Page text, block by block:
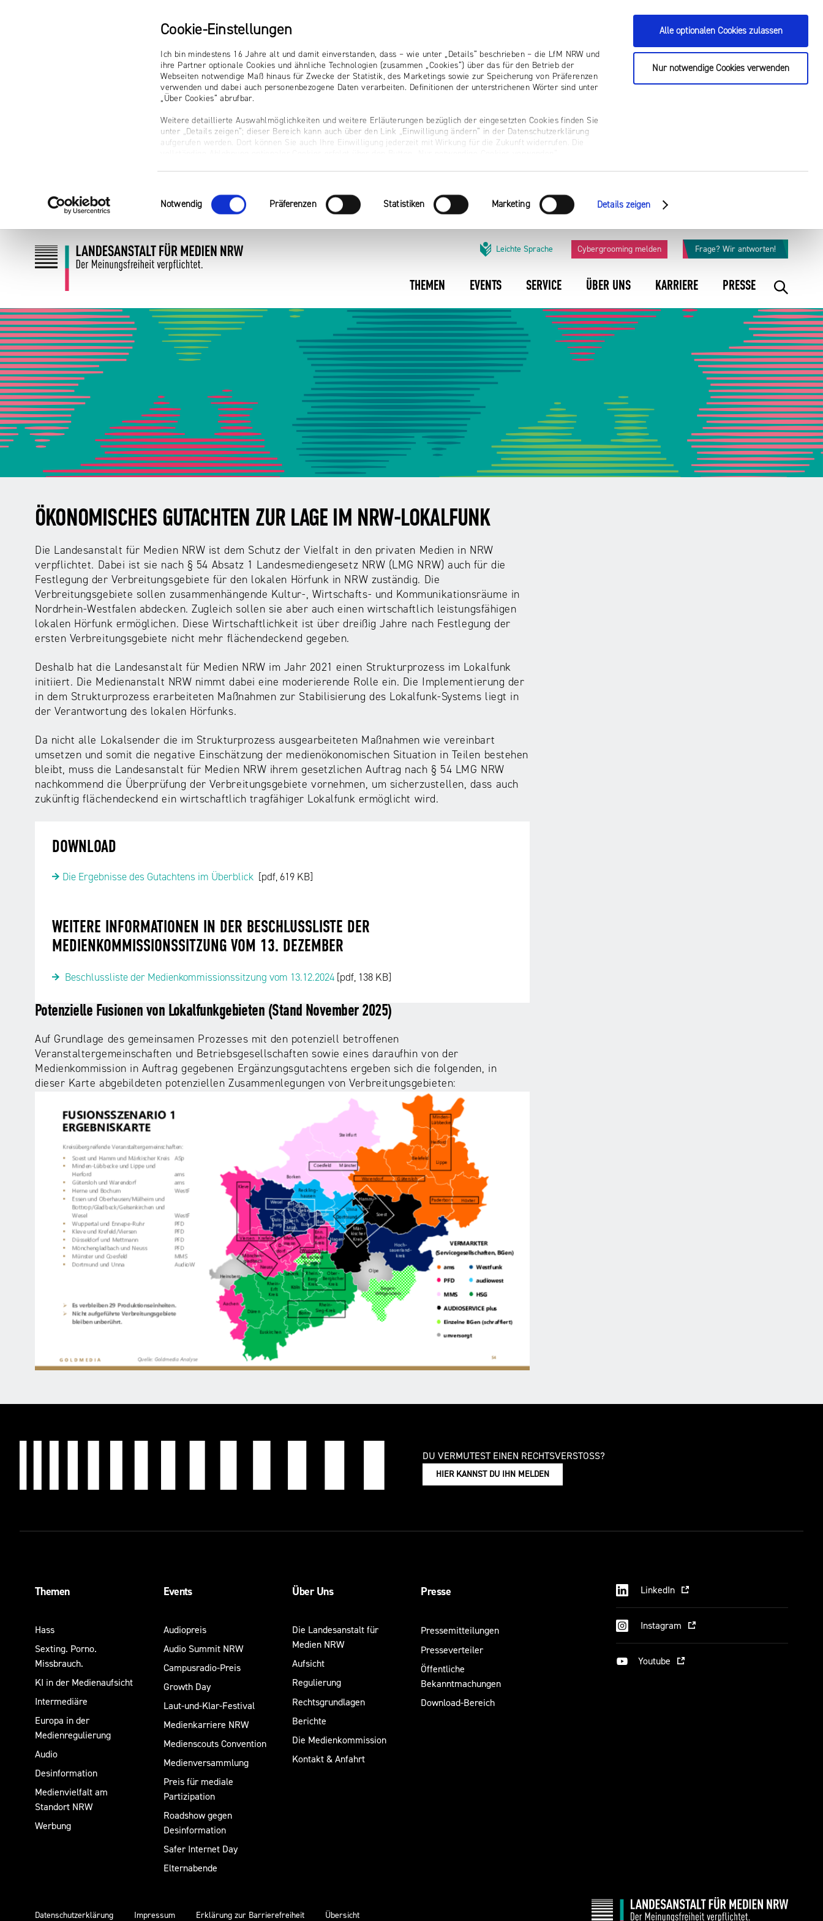
Cookie-Einstellungen
Ich bin mindestens 16 Jahre alt und damit einverstanden, dass – wie unter „Details“ beschrieben – die LfM NRW und
ihre Partner optionale Cookies und ähnliche Technologien (zusammen „Cookies“) über das für den Betrieb der
Webseiten notwendige Maß hinaus für Zwecke der Statistik, des Marketings sowie zur Speicherung von Präferenzen
verwenden und dabei auch personenbezogene Daten verarbeiten. Definitionen der unterstrichenen Wörter sind unter
„Über Cookies“ abrufbar.
Weitere detaillierte Auswahlmöglichkeiten und weitere Erläuterungen bezüglich der eingesetzten Cookies finden Sie
unter „Details zeigen“; dieser Bereich kann auch über den Link „Einwilligung ändern“ in der Datenschutzerklärung
aufgerufen werden. Dort können Sie auch Ihre Einwilligung jederzeit mit Wirkung für die Zukunft widerrufen. Die
Einwilligungsauswahl
Notwendig Präferenzen Statistiken Marketing Details zeigen
Alle optionalen Cookies zulassen
Nur notwendige Cookies verwenden
Inhalt
Navigation
Leichte Sprache Cybergrooming melden Frage? Wir antworten!
THEMEN EVENTS SERVICE ÜBER UNS KARRIERE PRESSE
ÖKONOMISCHES GUTACHTEN ZUR LAGE IM NRW-LOKALFUNK
Die Landesanstalt für Medien NRW ist dem Schutz der Vielfalt in den privaten Medien in NRW
verpflichtet. Dabei ist sie nach § 54 Absatz 1 Landesmediengesetz NRW (LMG NRW) auch für die
Festlegung der Verbreitungsgebiete für den lokalen Hörfunk in NRW zuständig. Die
Verbreitungsgebiete sollen zusammenhängende Kultur-, Wirtschafts- und Kommunikationsräume in
Nordrhein-Westfalen abdecken. Zugleich sollen sie aber auch einen wirtschaftlich leistungsfähigen
lokalen Hörfunk ermöglichen. Diese Wirtschaftlichkeit ist über dreißig Jahre nach Festlegung der
ersten Verbreitungsgebiete nicht mehr flächendeckend gegeben.
Deshalb hat die Landesanstalt für Medien NRW im Jahr 2021 einen Strukturprozess im Lokalfunk
initiiert. Die Medienanstalt NRW nimmt dabei eine moderierende Rolle ein. Die Implementierung der
in dem Strukturprozess erarbeiteten Maßnahmen zur Stabilisierung des Lokalfunk-Systems liegt in
der Verantwortung des lokalen Hörfunks.
Da nicht alle Lokalsender die im Strukturprozess ausgearbeiteten Maßnahmen wie vereinbart
umsetzen und somit die negative Einschätzung der medienökonomischen Situation in Teilen bestehen
bleibt, muss die Landesanstalt für Medien NRW ihrem gesetzlichen Auftrag nach § 54 LMG NRW
nachkommend die Überprüfung der Verbreitungsgebiete vornehmen, um sicherzustellen, dass auch
zukünftig flächendeckend ein wirtschaftlich tragfähiger Lokalfunk ermöglicht wird.
DOWNLOAD
Die Ergebnisse des Gutachtens im Überblick [pdf, 619 KB]
WEITERE INFORMATIONEN IN DER BESCHLUSSLISTE DER
MEDIENKOMMISSIONSSITZUNG VOM 13. DEZEMBER
Beschlussliste der Medienkommissionssitzung vom 13.12.2024 [pdf, 138 KB]
Potenzielle Fusionen von Lokalfunkgebieten (Stand November 2025)
Auf Grundlage des gemeinsamen Prozesses mit den potenziell betroffenen
Veranstaltergemeinschaften und Betriebsgesellschaften sowie eines daraufhin von der
Medienkommission in Auftrag gegebenen Ergänzungsgutachtens ergeben sich die folgenden, in
dieser Karte abgebildeten potenziellen Zusammenlegungen von Verbreitungsgebieten:
DU VERMUTEST EINEN RECHTSVERSTOSS?
HIER KANNST DU IHN MELDEN
Themen
Hass
Sexting. Porno.
Missbrauch.
KI in der Medienaufsicht
Intermediäre
Europa in der
Medienregulierung
Audio
Desinformation
Medienvielfalt am
Standort NRW
Werbung
Events
Audiopreis
Audio Summit NRW
Campusradio-Preis
Growth Day
Laut-und-Klar-Festival
Medienkarriere NRW
Medienscouts Convention
Medienversammlung
Preis für mediale
Partizipation
Roadshow gegen
Desinformation
Safer Internet Day
Elternabende
Über Uns
Die Landesanstalt für
Medien NRW
Aufsicht
Regulierung
Rechtsgrundlagen
Berichte
Die Medienkommission
Kontakt & Anfahrt
Presse
Pressemitteilungen
Presseverteiler
Öffentliche
Bekanntmachungen
Download-Bereich
LinkedIn
Instagram
Youtube
Datenschutzerklärung Impressum Erklärung zur Barrierefreiheit Übersicht